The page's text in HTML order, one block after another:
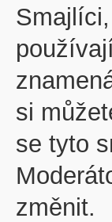
si
se tyto
změnit.